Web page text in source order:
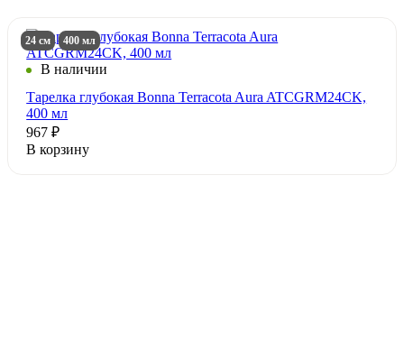
24 см 400 мл
В наличии
Тарелка глубокая Bonna Terracota Aura ATCGRM24CK,
400 мл
967 ₽
В корзину